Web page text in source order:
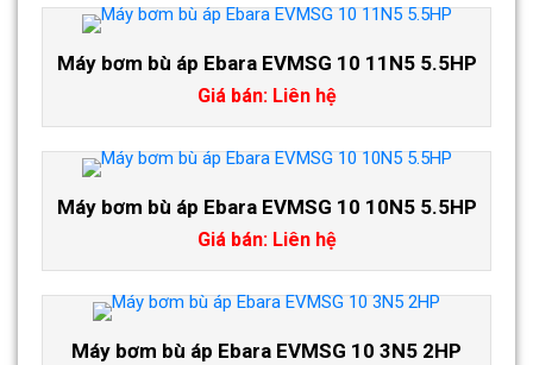
Máy bơm bù áp Ebara EVMSG 10 11N5 5.5HP
Giá bán: Liên hệ
Máy bơm bù áp Ebara EVMSG 10 10N5 5.5HP
Giá bán: Liên hệ
Máy bơm bù áp Ebara EVMSG 10 3N5 2HP